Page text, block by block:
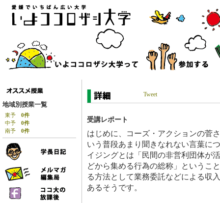
地域別授業一覧
東予 0件
中予 0件
南予 0件
Tweet
受講レポート
はじめに、コーズ・アクションの菅
いう普段あまり聞きなれない言葉に
イジングとは「民間の非営利団体が
どから集める行為の総称」というこ
る方法として業務委託などによる収
あるそうです。